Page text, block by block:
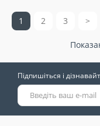
1 2 3 >
Підпишіться і